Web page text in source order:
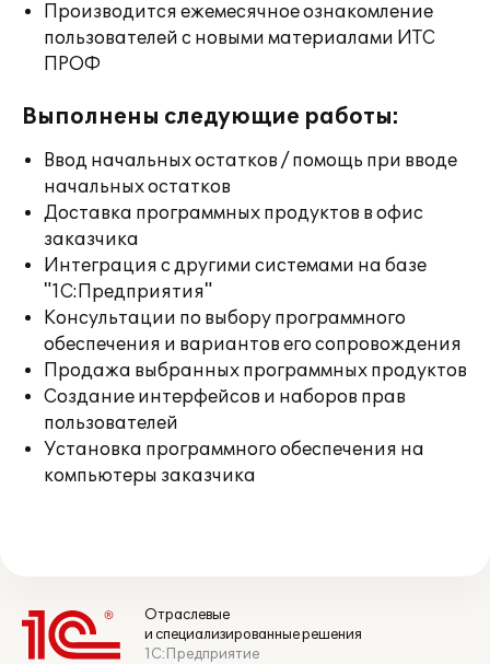
Производится ежемесячное ознакомление
пользователей с новыми материалами ИТС
ПРОФ
Выполнены следующие работы:
Ввод начальных остатков / помощь при вводе
начальных остатков
Доставка программных продуктов в офис
заказчика
Интеграция с другими системами на базе
"1С:Предприятия"
Консультации по выбору программного
обеспечения и вариантов его сопровождения
Продажа выбранных программных продуктов
Создание интерфейсов и наборов прав
пользователей
Установка программного обеспечения на
компьютеры заказчика
Отраслевые
и специализированные решения
1С:Предприятие